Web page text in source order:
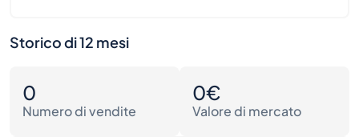
Storico di 12 mesi
0
Numero di vendite
0€
Valore di mercato